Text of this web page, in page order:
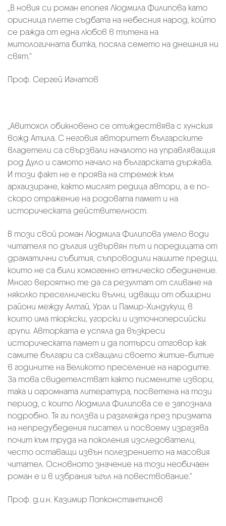
„В новия си роман епопея Людмила Филипова като
орисница плете съдбата на небесния народ, който
се ражда от една любов в тътена на
митологичната битка, посяла семето на днешния ни
свят.“
Проф. Сергей Игнатов
„Авитохол обикновено се отъждествява с хунския
вожд Атила. С неговия авторитет българските
владетели са свързвали началото на управляващия
род Дуло и самото начало на българската държава.
И този факт не е проява на стремеж към
архаизиране, както мислят редица автори, а е по-
скоро отражение на родовата памет и на
историческата действителност.
В този свой роман Людмила Филипова умело води
читателя по дългия извървян път и поредицата от
драматични събития, съпроводили нашите предци,
които не са били хомогенно етническо обединение.
Много вероятно те да са резултат от сливане на
няколко преселнически вълни, идващи от обширни
райони между Алтай, Урал и Памир-Хиндукуш, в
които има тюркски, угорски и източноперсийски
групи. Авторката е успяла да възкреси
историческата памет и да потърси отговор как
самите българи са схващали своето житие-битие
в годините на Великото преселение на народите.
За това свидетелстват както писмените извори,
така и огромната литература, посветена на този
период, с които Людмила Филипова се е запознала
подробно. Тя ги ползва и разглежда през призмата
на непредубедения писател и посвоему изразява
почит към труда на поколения изследователи,
често оставащи извън полезрението на масовия
читател. Основното значение на този необичаен
роман е и в избрания ъгъл на повествование.“
Проф. д.и.н. Казимир Попконстантинов